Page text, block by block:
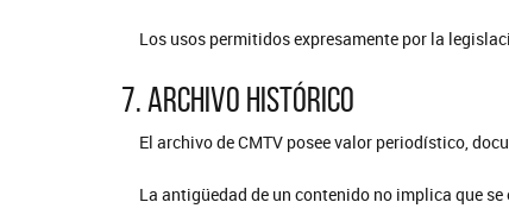
Los usos permitidos expresamente por la
7. Archivo histórico
El archivo de CMTV posee valor periodístico,
La antigüedad de un contenido no implica que se